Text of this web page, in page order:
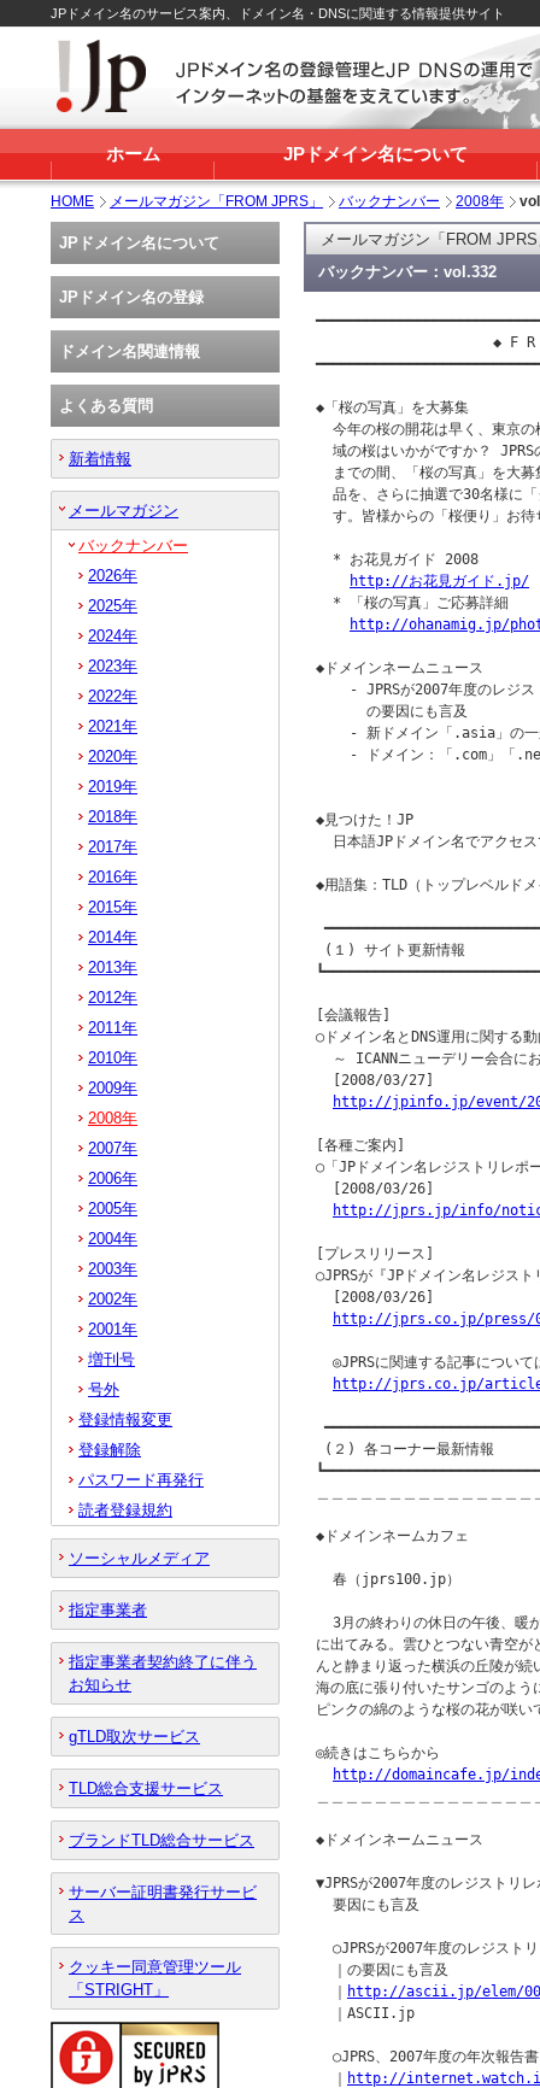
JPドメイン名のサービス案内、ドメイン名・DNSに関連する情報提供サイト
ホーム JPドメイン名について
HOME メールマガジン「FROM JPRS」 バックナンバー 2008年
メールマガジン「FROM
バックナンバー：vol.332
◆ F
◆「桜の写真」を大募集
今年の桜の開花は早く、東京
域の桜はいかがですか？
までの間、「桜の写真」を大
品を、さらに抽選で30名様に
す。皆様からの「桜便り」お待
  * お花見ガイド 2008
http://お花見ガイド.jp/
  * 「桜の写真」ご応募詳細
http://ohanamig.jp/
◆ドメインネームニュース
- JPRSが2007年度のレジス
      の要因にも言及
- 新ドメイン「.asia」の
- ドメイン：「.com」「
◆見つけた！JP
日本語JPドメイン名でアクセ
◆用語集：TLD（トップレベルド
(１) サイト更新情報
[会議報告]
○ドメイン名とDNS運用に関する
～ ICANNニューデリー会合に
  [2008/03/27]
http://jpinfo.jp/event/
[各種ご案内]
○「JPドメイン名レジストリレポ
  [2008/03/26]
http://jprs.jp/info/
[プレスリリース]
○JPRSが『JPドメイン名レジス
  [2008/03/26]
http://jprs.co.jp/press/
◎JPRSに関連する記事について
http://jprs.co.jp/
(２) 各コーナー最新情報
◆ドメインネームカフェ
  春（jprs100.jp）
3月の終わりの休日の午後、暖
に出てみる。雲ひとつない青空
んと静まり返った横浜の丘陵が
海の底に張り付いたサンゴのよ
ピンクの綿のような桜の花が咲い
◎続きはこちらから
http://domaincafe.jp/
◆ドメインネームニュー
▼JPRSが2007年度のレジストリ
  要因にも言及
○JPRSが2007年度のレジスト
  ｜の要因にも言及
http://ascii.jp/elem/
  ｜ASCII.jp
○JPRS、2007年度の年次報告書
http://
JPドメイン名について
JPドメイン名の登録
ドメイン名関連情報
よくある質問
新着情報
メールマガジン
バックナンバー
2026年
2025年
2024年
2023年
2022年
2021年
2020年
2019年
2018年
2017年
2016年
2015年
2014年
2013年
2012年
2011年
2010年
2009年
2008年
2007年
2006年
2005年
2004年
2003年
2002年
2001年
増刊号
号外
登録情報変更
登録解除
パスワード再発行
読者登録規約
ソーシャルメディア
指定事業者
指定事業者契約終了に伴う
お知らせ
gTLD取次サービス
TLD総合支援サービス
ブランドTLD総合サービス
サーバー証明書発行サービ
ス
クッキー同意管理ツール
「STRIGHT」